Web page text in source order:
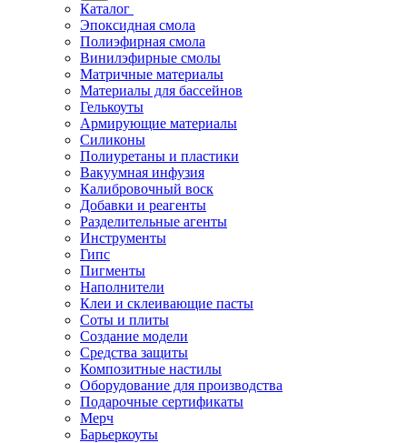
Каталог
Эпоксидная смола
Полиэфирная смола
Винилэфирные смолы
Матричные материалы
Материалы для бассейнов
Гелькоуты
Армирующие материалы
Силиконы
Полиуретаны и пластики
Вакуумная инфузия
Калибровочный воск
Добавки и реагенты
Разделительные агенты
Инструменты
Гипс
Пигменты
Наполнители
Клеи и склеивающие пасты
Соты и плиты
Создание модели
Средства защиты
Композитные настилы
Оборудование для производства
Подарочные сертификаты
Мерч
Барьеркоуты